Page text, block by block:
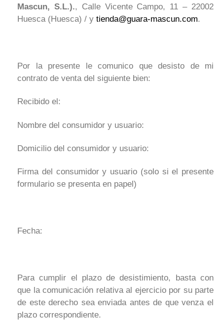
Mascun, S.L.)., Calle Vicente Campo, 11 – 22002
Huesca (Huesca) / y tienda@guara-mascun.com.
Por la presente le comunico que desisto de mi
contrato de venta del siguiente bien:
Recibido el:
Nombre del consumidor y usuario:
Domicilio del consumidor y usuario:
Firma del consumidor y usuario (solo si el presente
formulario se presenta en papel)
Fecha:
Para cumplir el plazo de desistimiento, basta con
que la comunicación relativa al ejercicio por su parte
de este derecho sea enviada antes de que venza el
plazo correspondiente.